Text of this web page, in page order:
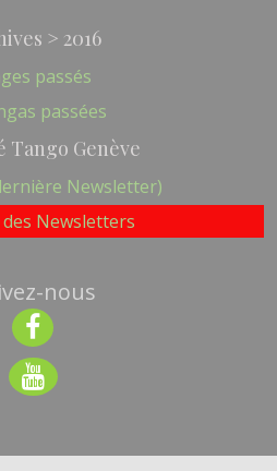
> 2016
passés
passées
Tango Genève
Newsletter)
Newsletters
nous